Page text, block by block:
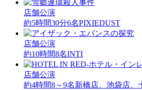
店舗公演
約5時間30分6名PIXIEDUST
店舗公演
約10時間8名INTI
店舗公演
約4時間8～9名新橋店、池袋店、